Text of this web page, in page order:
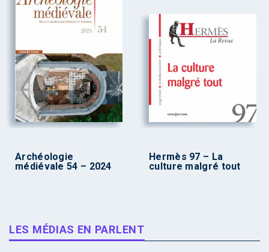
Archéologie
médiévale 54 – 2024
Hermès 97 – La
culture malgré tout
LES MÉDIAS EN PARLENT